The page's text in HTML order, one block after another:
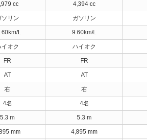
cc 4,394 cc
ソリン ガソリン
L 9.60km/L
イオク ハイオク
FR FR
AT AT
右 右
4名 4名
5.3 m 5.3 m
mm 4,895 mm